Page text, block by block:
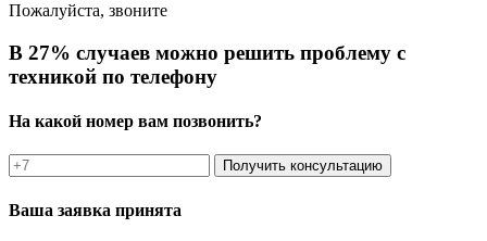
Пожалуйста, звоните
В 27% случаев можно решить проблему с
техникой по телефону
На какой номер вам позвонить?
Получить консультацию
Ваша заявка принята